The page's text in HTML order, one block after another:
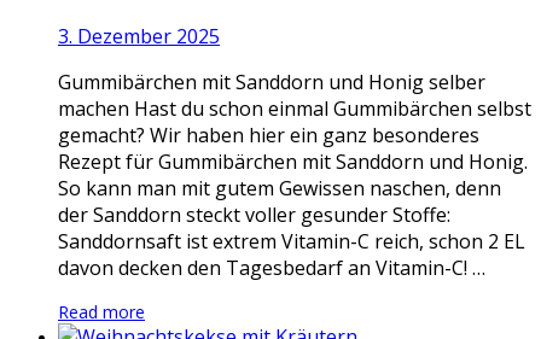
3. Dezember 2025
Gummibärchen mit Sanddorn und Honig selber
machen Hast du schon einmal Gummibärchen selbst
gemacht? Wir haben hier ein ganz besonderes
Rezept für Gummibärchen mit Sanddorn und Honig.
So kann man mit gutem Gewissen naschen, denn
der Sanddorn steckt voller gesunder Stoffe:
Sanddornsaft ist extrem Vitamin-C reich, schon 2 EL
davon decken den Tagesbedarf an Vitamin-C! …
Read more